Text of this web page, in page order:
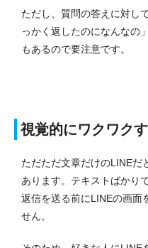
ただし、質問の答えに対し
っかく返したのになんなの
もあるので要注意です。
視覚的にワクワク
ただただ文章だけのLINEだ
あります。 テキストばかり
返信を送る前にLINEの画面
せん。